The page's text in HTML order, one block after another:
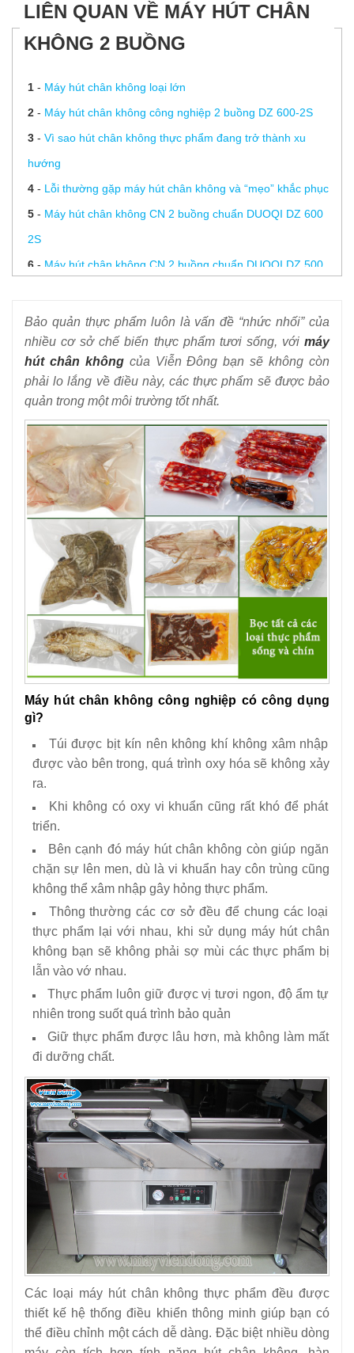
LIÊN QUAN VỀ MÁY HÚT CHÂN
KHÔNG 2 BUỒNG
1- Máy hút chân không loại lớn
2- Máy hút chân không công nghiệp 2 buồng DZ 600-2S
3- Vì sao hút chân không thực phẩm đang trở thành xu
hướng
4- Lỗi thường gặp máy hút chân không và “mẹo” khắc phục
5- Máy hút chân không CN 2 buồng chuẩn DUOQI DZ 600
2S
6- Máy hút chân không CN 2 buồng chuẩn DUOQI DZ 500
7 -
Máy hút chân không CN 2 buồng DZ 500-2S
8-Máy hút chân không công nghiệp DZQ 400-2S
9-Dịch vụ hút chân không- Kiếm bộn tiền với vốn vài triệu
10-Máy hút chân không thực phẩm – Giữ nguyên
hương vị
11-Khắc phục 2 lỗi thường gặp ở máy hút chân không
12-Tất tần tật về máy hút chân không thực phẩm
13-Những lợi ích không ngờ của máy hút chân không 2
buồng đem lại
-Mua máy hút chân không công nghiệp cũ- Lợi hay hại?
-Máy hút chân không YT500
16-Máy hút chân không YT600
17-Máy đồng hóa mĩ phẩm chân không
Bảo quản thực phẩm luôn là vấn đề “nhức nhối” của
nhiều cơ sở chế biến thực phẩm tươi sống, với máy
hút chân khôngcủa Viễn Đông bạn sẽ không còn
phải lo lắng về điều này, các thực phẩm sẽ được bảo
quản trong một môi trường tốt nhất.
Máy hút chân không công nghiệp có công dụng
gì?
Túi được bịt kín nên không khí không xâm nhập
được vào bên trong, quá trình oxy hóa sẽ không xảy
ra.
Khi không có oxy vi khuẩn cũng rất khó để phát
triển.
Bên cạnh đó máy hút chân không còn giúp ngăn
chặn sự lên men, dù là vi khuẩn hay côn trùng cũng
không thể xâm nhập gây hỏng thực phẩm.
Thông thường các cơ sở đều để chung các loại
thực phẩm lại với nhau, khi sử dụng máy hút chân
không bạn sẽ không phải sợ mùi các thực phẩm bị
lẫn vào vớ nhau.
Thực phẩm luôn giữ được vị tươi ngon, độ ẩm tự
nhiên trong suốt quá trình bảo quản
Giữ thực phẩm được lâu hơn, mà không làm mất
đi dưỡng chất.
Các loại máy hút chân không thực phẩm đều được
thiết kế hệ thống điều khiển thông minh giúp bạn có
thể điều chỉnh một cách dễ dàng. Đặc biệt nhiều dòng